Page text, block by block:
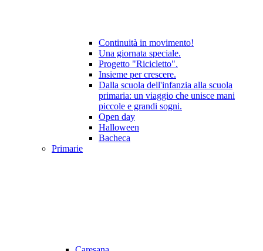
Continuità in movimento!
Una giornata speciale.
Progetto "Ricicletto".
Insieme per crescere.
Dalla scuola dell'infanzia alla scuola
primaria: un viaggio che unisce mani
piccole e grandi sogni.
Open day
Halloween
Bacheca
Primarie